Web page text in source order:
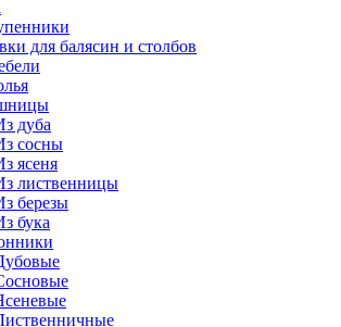
для балясин и столбов
дуба
сосны
ясеня
лиственницы
березы
бука